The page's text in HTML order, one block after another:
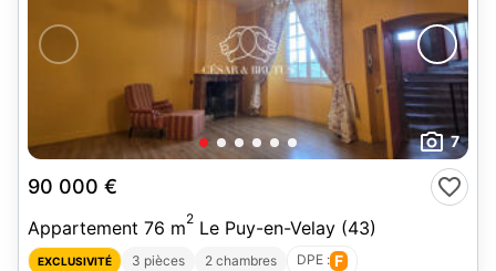
7
90 000 €
Appartement 76 m2 Le Puy-en-Velay (43)
EXCLUSIVITÉ 3 pièces 2 chambres DPE : F